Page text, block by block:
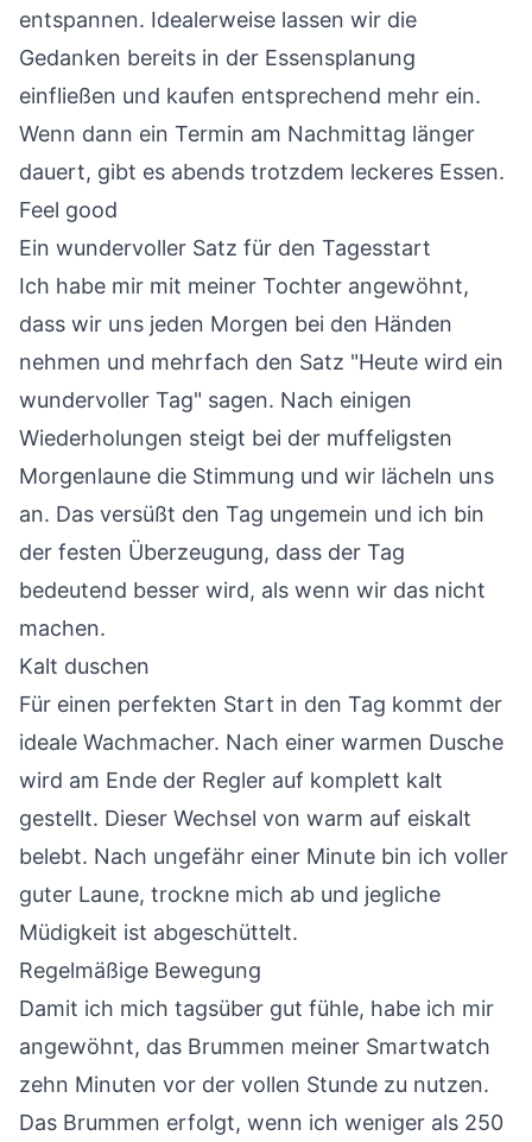
entspannen. Idealerweise lassen wir die
Gedanken bereits in der Essensplanung
einfließen und kaufen entsprechend mehr ein.
Wenn dann ein Termin am Nachmittag länger
dauert, gibt es abends trotzdem leckeres Essen.
Feel good
Ein wundervoller Satz für den Tagesstart
Ich habe mir mit meiner Tochter angewöhnt,
dass wir uns jeden Morgen bei den Händen
nehmen und mehrfach den Satz "Heute wird ein
wundervoller Tag" sagen. Nach einigen
Wiederholungen steigt bei der muffeligsten
Morgenlaune die Stimmung und wir lächeln uns
an. Das versüßt den Tag ungemein und ich bin
der festen Überzeugung, dass der Tag
bedeutend besser wird, als wenn wir das nicht
machen.
Kalt duschen
Für einen perfekten Start in den Tag kommt der
ideale Wachmacher. Nach einer warmen Dusche
wird am Ende der Regler auf komplett kalt
gestellt. Dieser Wechsel von warm auf eiskalt
belebt. Nach ungefähr einer Minute bin ich voller
guter Laune, trockne mich ab und jegliche
Müdigkeit ist abgeschüttelt.
Regelmäßige Bewegung
Damit ich mich tagsüber gut fühle, habe ich mir
angewöhnt, das Brummen meiner Smartwatch
zehn Minuten vor der vollen Stunde zu nutzen.
Das Brummen erfolgt, wenn ich weniger als 250